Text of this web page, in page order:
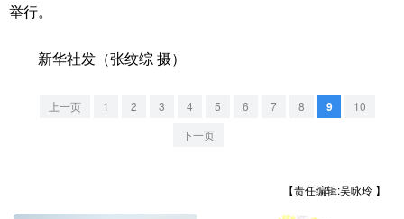
地方频道
江苏
举行。
新华社发（张纹综 摄）
上一页 1 2 3 4 5 6 7 8 9
10
下一页
【责任编辑:吴咏玲 】